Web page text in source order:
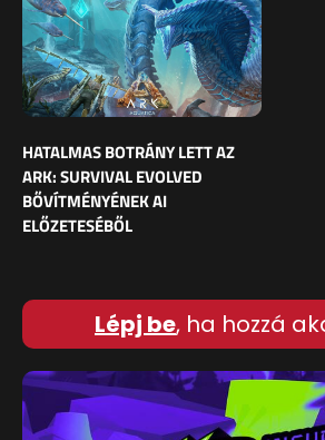
HATALMAS BOTRÁNY LETT AZ
ARK: SURVIVAL EVOLVED
BŐVÍTMÉNYÉNEK AI
ELŐZETESÉBŐL
Lépj be, ha hozzá